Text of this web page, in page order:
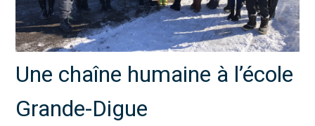
Une chaîne humaine à l’école
Grande-Digue